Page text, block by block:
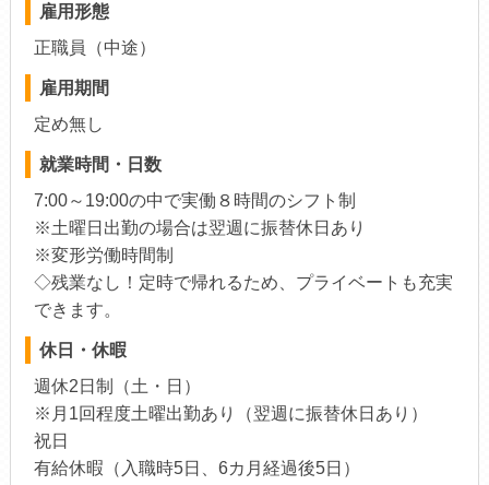
雇用形態
正職員（中途）
雇用期間
定め無し
就業時間・日数
7:00～19:00の中で実働８時間のシフト制
※土曜日出勤の場合は翌週に振替休日あり
※変形労働時間制
◇残業なし！定時で帰れるため、プライベートも充実
できます。
休日・休暇
週休2日制（土・日）
※月1回程度土曜出勤あり（翌週に振替休日あり）
祝日
有給休暇（入職時5日、6カ月経過後5日）